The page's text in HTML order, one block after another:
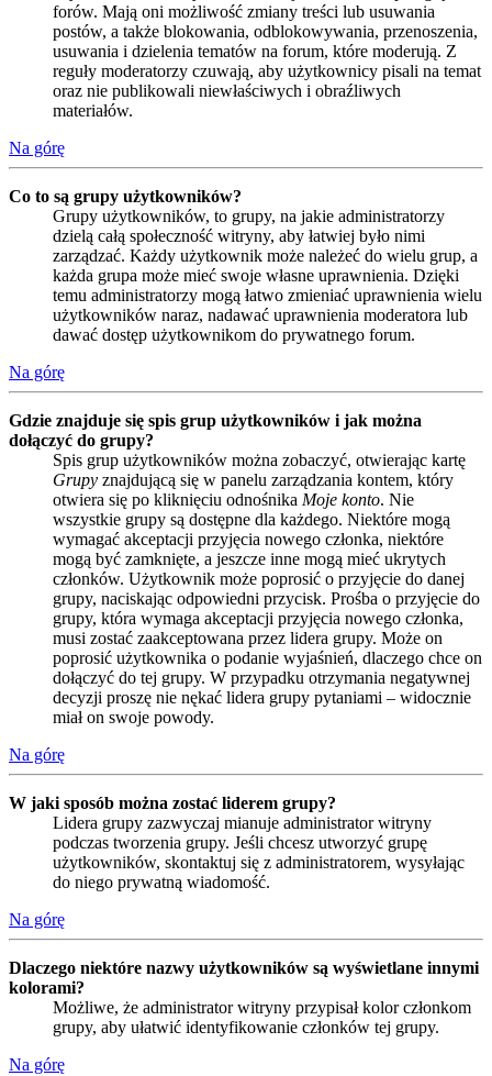
forów. Mają oni możliwość zmiany treści lub usuwania
postów, a także blokowania, odblokowywania, przenoszenia,
usuwania i dzielenia tematów na forum, które moderują. Z
reguły moderatorzy czuwają, aby użytkownicy pisali na temat
oraz nie publikowali niewłaściwych i obraźliwych
materiałów.
Na górę
Co to są grupy użytkowników?
Grupy użytkowników, to grupy, na jakie administratorzy
dzielą całą społeczność witryny, aby łatwiej było nimi
zarządzać. Każdy użytkownik może należeć do wielu grup, a
każda grupa może mieć swoje własne uprawnienia. Dzięki
temu administratorzy mogą łatwo zmieniać uprawnienia wielu
użytkowników naraz, nadawać uprawnienia moderatora lub
dawać dostęp użytkownikom do prywatnego forum.
Na górę
Gdzie znajduje się spis grup użytkowników i jak można
dołączyć do grupy?
Spis grup użytkowników można zobaczyć, otwierając kartę
Grupy znajdującą się w panelu zarządzania kontem, który
otwiera się po kliknięciu odnośnika Moje konto. Nie
wszystkie grupy są dostępne dla każdego. Niektóre mogą
wymagać akceptacji przyjęcia nowego członka, niektóre
mogą być zamknięte, a jeszcze inne mogą mieć ukrytych
członków. Użytkownik może poprosić o przyjęcie do danej
grupy, naciskając odpowiedni przycisk. Prośba o przyjęcie do
grupy, która wymaga akceptacji przyjęcia nowego członka,
musi zostać zaakceptowana przez lidera grupy. Może on
poprosić użytkownika o podanie wyjaśnień, dlaczego chce on
dołączyć do tej grupy. W przypadku otrzymania negatywnej
decyzji proszę nie nękać lidera grupy pytaniami – widocznie
miał on swoje powody.
Na górę
W jaki sposób można zostać liderem grupy?
Lidera grupy zazwyczaj mianuje administrator witryny
podczas tworzenia grupy. Jeśli chcesz utworzyć grupę
użytkowników, skontaktuj się z administratorem, wysyłając
do niego prywatną wiadomość.
Na górę
Dlaczego niektóre nazwy użytkowników są wyświetlane innymi
kolorami?
Możliwe, że administrator witryny przypisał kolor członkom
grupy, aby ułatwić identyfikowanie członków tej grupy.
Na górę